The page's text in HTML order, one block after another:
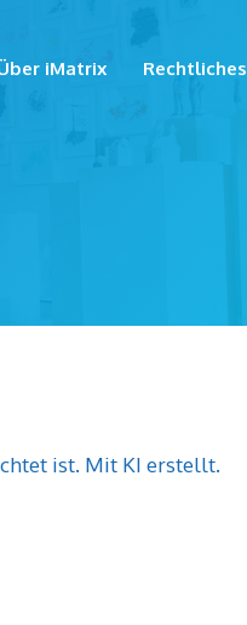
iMatrix Rechtliches